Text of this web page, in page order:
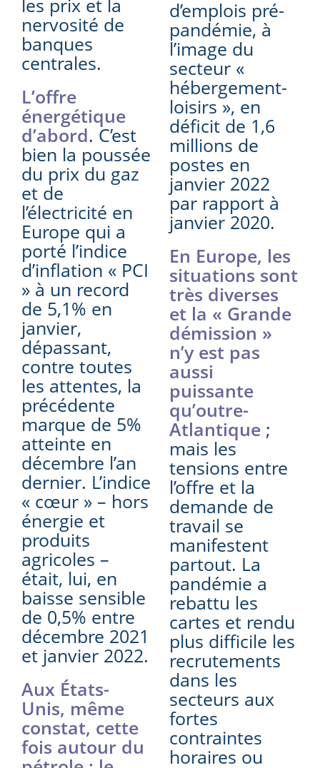
nervosité de
banques
centrales.
L’offre
énergétique
d’abord. C’est
bien la poussée
du prix du gaz
et de
l’électricité en
Europe qui a
porté l’indice
d’inflation « PCI
» à un record
de 5,1% en
janvier,
dépassant,
contre toutes
les attentes, la
précédente
marque de 5%
atteinte en
décembre l’an
dernier. L’indice
« cœur » – hors
énergie et
produits
agricoles –
était, lui, en
baisse sensible
de 0,5% entre
décembre 2021
et janvier 2022.
Aux États-
Unis, même
constat, cette
fois autour du
d’emplois pré-
pandémie, à
l’image du
secteur «
hébergement-
loisirs », en
déficit de 1,6
millions de
postes en
janvier 2022
par rapport à
janvier 2020.
En Europe, les
situations sont
très diverses
et la « Grande
démission »
n’y est pas
aussi
puissante
qu’outre-
Atlantique ;
mais les
tensions entre
l’offre et la
demande de
travail se
manifestent
partout. La
pandémie a
rebattu les
cartes et rendu
plus difficile les
recrutements
dans les
secteurs aux
fortes
contraintes
horaires ou